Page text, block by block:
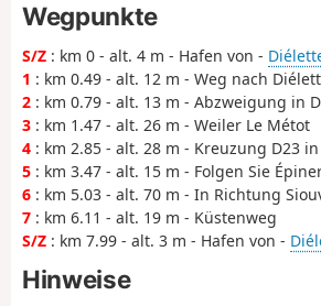
Wegpunkte
S/Z : km 0 - alt. 4 m - Hafen von -
1 : km 0.49 - alt. 12 m - Weg nach
2 : km 0.79 - alt. 13 m - Abzweigung in
3 : km 1.47 - alt. 26 m - Weiler Le Métot
4 : km 2.85 - alt. 28 m - Kreuzung D23
5 : km 3.47 - alt. 15 m - Folgen Sie
6 : km 5.03 - alt. 70 m - In Richtung
7 : km 6.11 - alt. 19 m - Küstenweg
S/Z : km 7.99 - alt. 3 m - Hafen von -
Hinweise